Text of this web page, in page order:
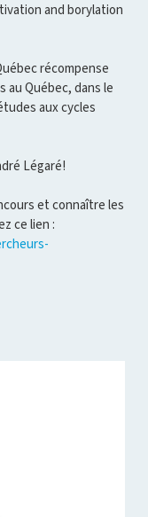
and borylation
récompense
au Québec, dans le
aux cycles
Légaré!
et connaître les
ce lien :